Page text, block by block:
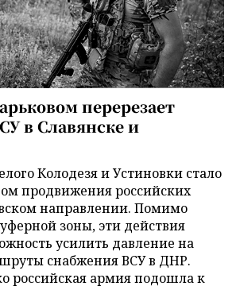
перерезает
в Славянске и
Колодезя и Устиновки стало
продвижения российских
направлении. Помимо
зоны, эти действия
усилить давление на
снабжения ВСУ в ДНР.
российская армия подошла к